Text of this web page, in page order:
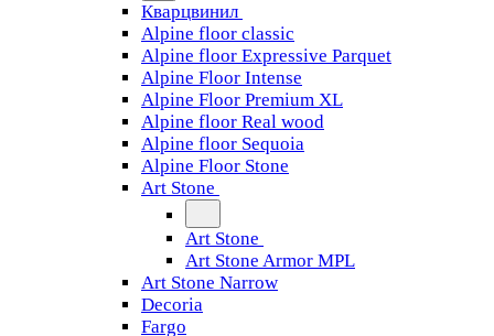
Кварцвинил
Alpine floor classic
Alpine floor Expressive Parquet
Alpine Floor Intense
Alpine Floor Premium XL
Alpine floor Real wood
Alpine floor Sequoia
Alpine Floor Stone
Art Stone
Art Stone
Art Stone Armor MPL
Art Stone Narrow
Decoria
Fargo